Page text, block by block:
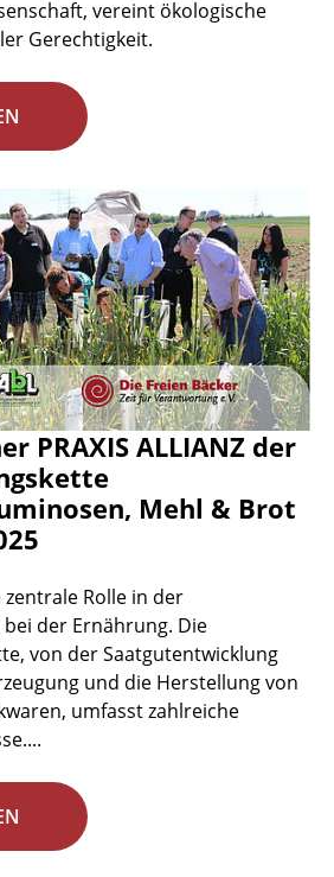
vereint ökologische
Gerechtigkeit.
PRAXIS ALLIANZ der
Mehl & Brot
Rolle in der
der Ernährung. Die
von der Saatgutentwicklung
und die Herstellung von
umfasst zahlreiche